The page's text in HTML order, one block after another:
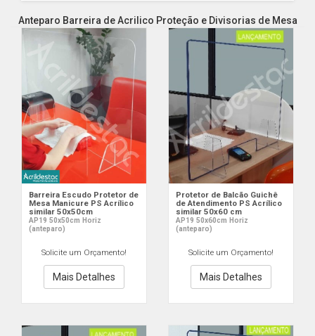
Anteparo Barreira de Acrilico Proteção e Divisorias de Mesa
Barreira Escudo Protetor de
Mesa Manicure PS Acrílico
similar 50x50cm
AP19 50x50cm Horiz
(anteparo)
Solicite um Orçamento!
Mais Detalhes
Protetor de Balcão Guichê
de Atendimento PS Acrílico
similar 50x60 cm
AP19 50x60cm Horiz
(anteparo)
Solicite um Orçamento!
Mais Detalhes